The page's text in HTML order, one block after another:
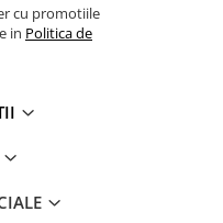
cu promotiile
in Politica de